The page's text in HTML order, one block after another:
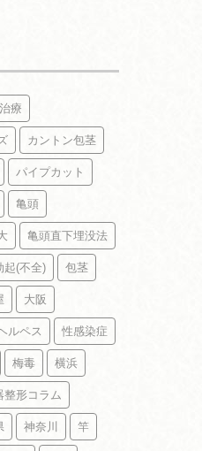
療
カントン包茎
パイプカット
亀頭
亀頭直下埋没法
起(不全) 包茎
大阪
ルペス 性感染症
梅毒 横浜
整形コラム
神奈川 竿